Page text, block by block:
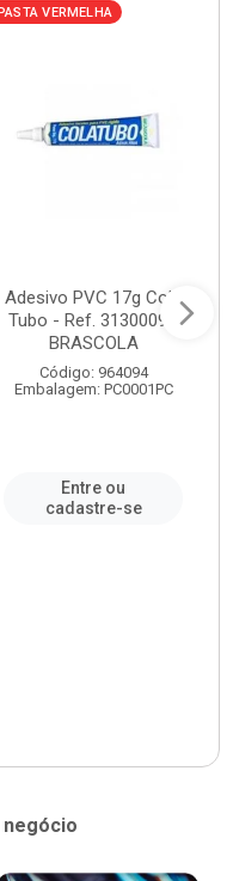
PASTA VERMELHA
Adesivo PVC 17g Cola
Tubo - Ref. 3130009 -
BRASCOLA
Código: 964094
Embalagem: PC0001PC
Entre ou
cadastre-se